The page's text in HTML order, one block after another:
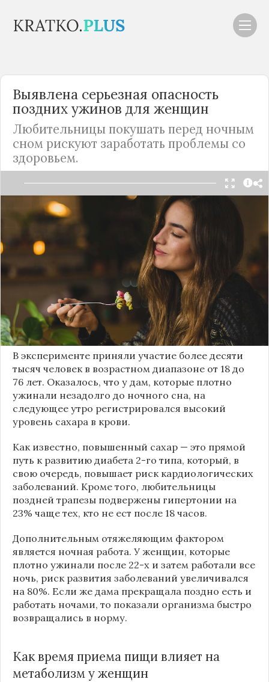
Выявлена серьезная опасность
поздних ужинов для женщин
Любительницы покушать перед ночным
сном рискуют заработать проблемы со
здоровьем.
Читать в Telegram
Поздний ужин может привести к развитию
тяжелых заболеваний у женщин.
Американские ученые опубликовали результаты
исследования, направленного на определение
связи между образом жизни и пищевыми
привычками современных женщин и
возникновением различных болезней.
В эксперименте приняли участие более десяти
тысяч человек в возрастном диапазоне от 18 до
76 лет. Оказалось, что у дам, которые плотно
ужинали незадолго до ночного сна, на
следующее утро регистрировался высокий
уровень сахара в крови.
Как известно, повышенный сахар — это прямой
путь к развитию диабета 2-го типа, который, в
свою очередь, повышает риск кардиологических
заболеваний. Кроме того, любительницы
поздней трапезы подвержены гипертонии на
23% чаще тех, кто не ест после 18 часов.
Дополнительным отяжеляющим фактором
является ночная работа. У женщин, которые
плотно ужинали после 22-х и затем работали все
ночь, риск развития заболеваний увеличивался
на 80%. Если же дама прекращала поздно есть и
работать ночами, то показали организма быстро
возвращались в норму.
Как время приема пищи влияет на
метаболизм у женщин